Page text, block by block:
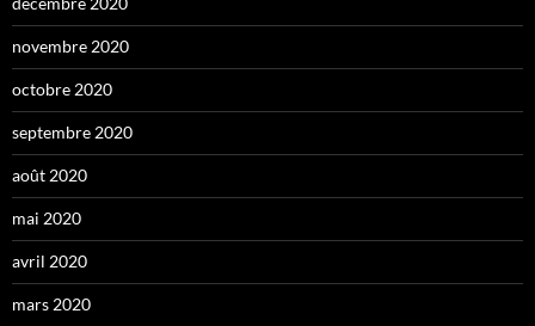
novembre 2020
octobre 2020
septembre 2020
août 2020
mai 2020
avril 2020
mars 2020